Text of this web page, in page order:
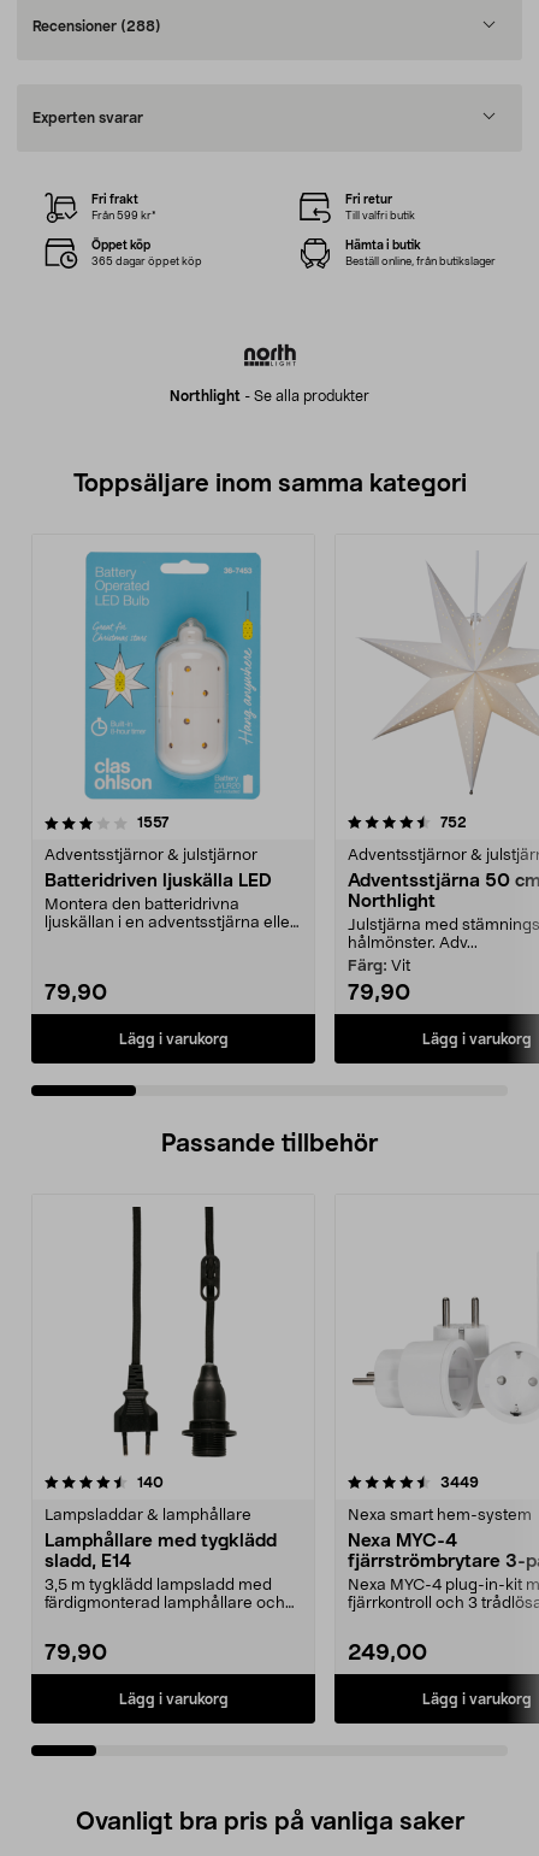
Recensioner (288)
Experten svarar
Northlight - Se alla produkter
Fri frakt
Från 599 kr*
Fri retur
Till valfri butik
Öppet köp
365 dagar öppet köp
Hämta i butik
Beställ online, från butikslager
Toppsäljare inom samma kategori
1557recensioner
Adventsstjärnor & julstjärnor
Batteridriven ljuskälla LED
Montera den batteridrivna
ljuskällan i en adventsstjärna eller
79,90
Lägg i varukorg
4.5 av 5 stjärnor 752
Adventsstjärnor &
Adventsstjärna 50
Northlight
Julstjärna med
hålmönster. Adv...
Färg: Vit
79,90
Lägg i varukorg
4.0 av 5 stjärnor
Passande tillbehör
140recensioner
Lampsladdar & lamphållare
Lamphållare med tygklädd
sladd, E14
3,5 m tygklädd lampsladd med
färdigmonterad lamphållare och
79,90
Lägg i varukorg
4.5av 5 stjärnor 3449
Nexa smart hem-system
Nexa MYC-4
fjärrströmbrytare 3-
Nexa MYC-4 plug-in-kit
fjärrkontroll och 3
249,00
Lägg i varukorg
4.5av 5 stjärnor
Ovanligt bra pris på vanliga saker